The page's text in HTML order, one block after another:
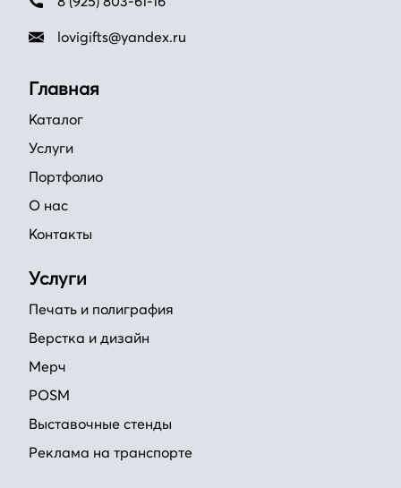
lovigifts@yandex.ru
Главная
Каталог
Услуги
Портфолио
О нас
Контакты
Услуги
Печать и полиграфия
Верстка и дизайн
Мерч
POSM
Выставочные стенды
Реклама на транспорте